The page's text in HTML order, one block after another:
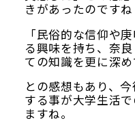
きがあったのですね
「民俗的な信仰や
る興味を持ち、奈
ての知識を更に深め
との感想もあり、
する事が大学生活
ますね。